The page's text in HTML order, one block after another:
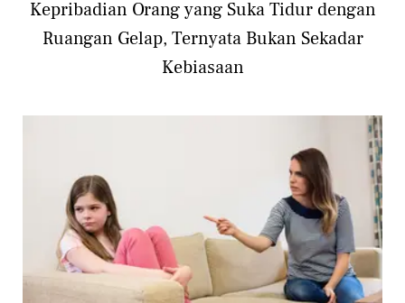
Kepribadian Orang yang Suka Tidur dengan
Ruangan Gelap, Ternyata Bukan Sekadar
Kebiasaan